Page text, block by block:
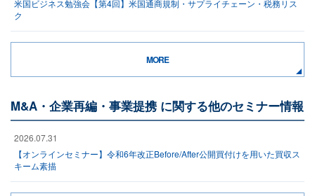
米国ビジネス勉強会【第4回】米国通商規制・サプライチェーン・税務リス
ク
MORE
M&A・企業再編・事業提携 に関する他のセミナー情報
2026.07.31
【オンラインセミナー】令和6年改正Before/After公開買付けを用いた買収ス
キーム素描